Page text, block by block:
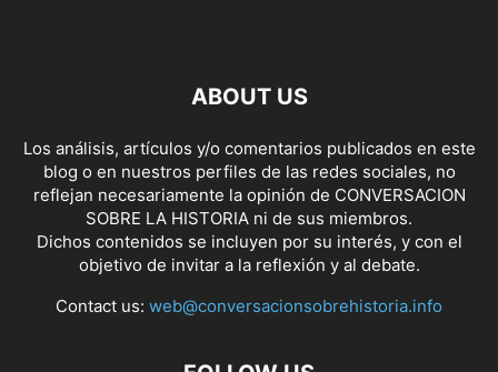
ABOUT US
Los análisis, artículos y/o comentarios publicados en este
blog o en nuestros perfiles de las redes sociales, no
reflejan necesariamente la opinión de CONVERSACION
SOBRE LA HISTORIA ni de sus miembros.
Dichos contenidos se incluyen por su interés, y con el
objetivo de invitar a la reflexión y al debate.
Contact us: web@conversacionsobrehistoria.info